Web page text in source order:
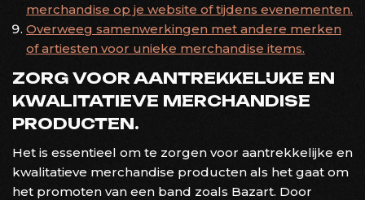
merchandise op je website of tijdens evenementen.
Overweeg samenwerkingen met andere merken
of artiesten voor unieke merchandise items.
ZORG VOOR AANTREKKELIJKE EN
KWALITATIEVE MERCHANDISE
PRODUCTEN.
Het is essentieel om te zorgen voor aantrekkelijke en
kwalitatieve merchandise producten als het gaat om
het promoten van een band zoals Bazart. Door